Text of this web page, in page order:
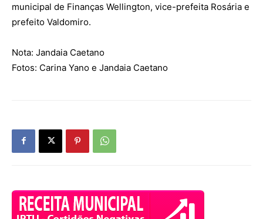
municipal de Finanças Wellington, vice-prefeita Rosária e
prefeito Valdomiro.
Nota: Jandaia Caetano
Fotos: Carina Yano e Jandaia Caetano